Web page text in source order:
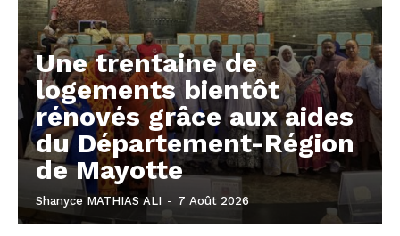
Une trentaine de
logements bientôt
rénovés grâce aux aides
du Département-Région
de Mayotte
Shanyce MATHIAS ALI - 7 Août 2026